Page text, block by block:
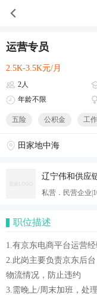
运营专员
2.5K-3.5K元/月
2人
年龄不限
五险 公积金 工
田家地中海
辽宁伟和供应
私营．民营企业
职位描述
1.有京东电商平台运营
2.此岗主要负责京东后
物流情况，防止违约
3.需晚上/周末加班，处